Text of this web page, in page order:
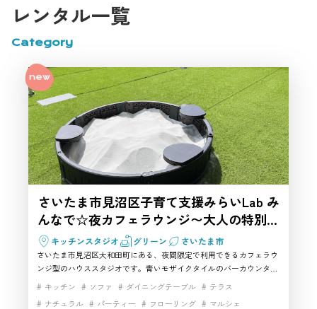
レンタル一覧
Category
さいたま市見沼区子育て支援みらいLab み
んなで☆夜カフェラウンジ〜大人の特別タ
イム♪〜
キッチンスタジオ グリーン さいたま市
さいたま市見沼区大和田町にある、夜間限定で利用できるカフェラウ
ンジ型のハウススタジオです。青いモザイクタイルのバーカウンター
やキッチン、ソファ、テラス・バルコニー、人工芝スペースを備え、
キッチン ソファ ダイニングテーブル
テラス
ナチュラル
パーティー フローリング
マルシェ